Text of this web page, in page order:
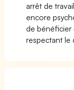
arrêt de
encore
de bénéficier
respectant le